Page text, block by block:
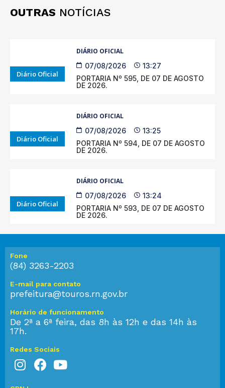
OUTRAS NOTÍCIAS
Diário Oficial
DIÁRIO OFICIAL
07/08/2026
13:27
PORTARIA Nº 595, DE 07 DE AGOSTO
DE 2026.
Diário Oficial
DIÁRIO OFICIAL
07/08/2026
13:25
PORTARIA Nº 594, DE 07 DE AGOSTO
DE 2026.
Diário Oficial
DIÁRIO OFICIAL
07/08/2026
13:24
PORTARIA Nº 593, DE 07 DE AGOSTO
DE 2026.
Fone
(84) 3263-2203
E-mail para contato
prefeitura@touros.rn.gov.br
Horário de funcionamento
De 2ª a 6ª feira, das 8h às 12h e das 14h às
17h.
Redes Sociais